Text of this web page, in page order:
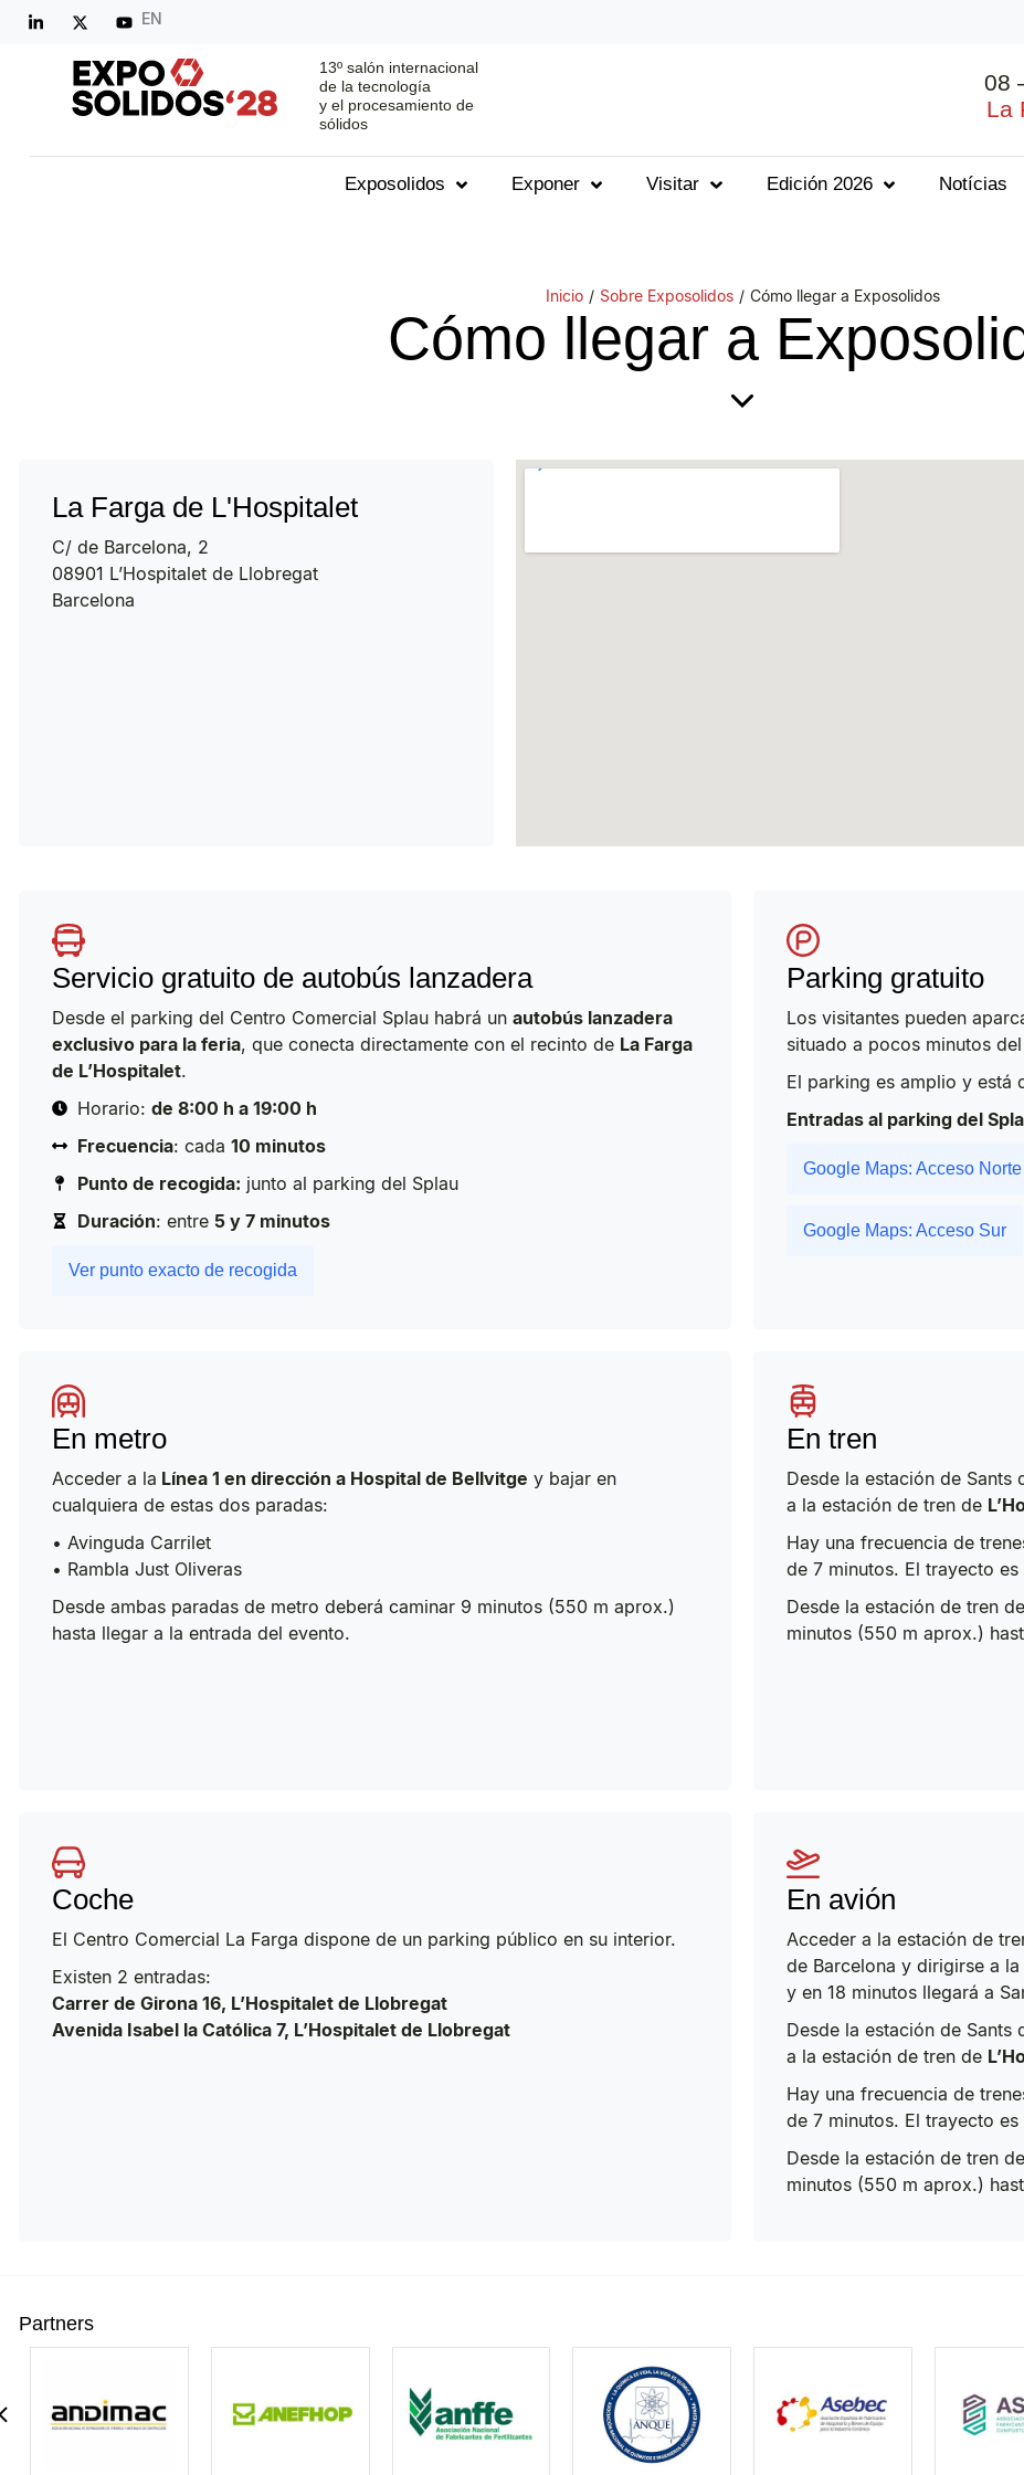
EN
13º salón internacional
de la tecnología
y el procesamiento de
sólidos
08
La
Exposolidos Exponer Visitar Edición 2026 Notícias
Inicio / Sobre Exposolidos / Cómo llegar a Exposolidos
Cómo llegar a
La Farga de L'Hospitalet​
C/ de Barcelona, 2
08901 L’Hospitalet de Llobregat
Barcelona
Servicio gratuito de autobús lanzadera
Desde el parking del Centro Comercial Splau habrá un autobús lanzadera
exclusivo para la feria, que conecta directamente con el recinto de La Farga
de L’Hospitalet.
Horario: de 8:00 h a 19:00 h
Frecuencia: cada 10 minutos
Punto de recogida: junto al parking del Splau
Duración: entre 5 y 7 minutos
Ver punto exacto de recogida
Parking gratuito
Los visitantes pueden
situado a pocos minutos
El parking es amplio y está
Entradas al parking del
Google Maps: Acceso Norte
Google Maps: Acceso Sur
En metro
Acceder a la Línea 1 en dirección a Hospital de Bellvitge y bajar en
cualquiera de estas dos paradas:
• Avinguda Carrilet
• Rambla Just Oliveras
Desde ambas paradas de metro deberá caminar 9 minutos (550 m aprox.)
hasta llegar a la entrada del evento.
En tren
Desde la estación de Sants
a la estación de tren de
Hay una frecuencia de
de 7 minutos. El trayecto
Desde la estación de tren
minutos (550 m aprox.)
Coche
El Centro Comercial La Farga dispone de un parking público en su interior.
Existen 2 entradas:
Carrer de Girona 16, L’Hospitalet de Llobregat
Avenida Isabel la Católica 7, L’Hospitalet de Llobregat
En avión
Acceder a la estación de
de Barcelona y dirigirse a
y en 18 minutos llegará a
Desde la estación de Sants
a la estación de tren de
Hay una frecuencia de
de 7 minutos. El trayecto
Desde la estación de tren
minutos (550 m aprox.)
Partners